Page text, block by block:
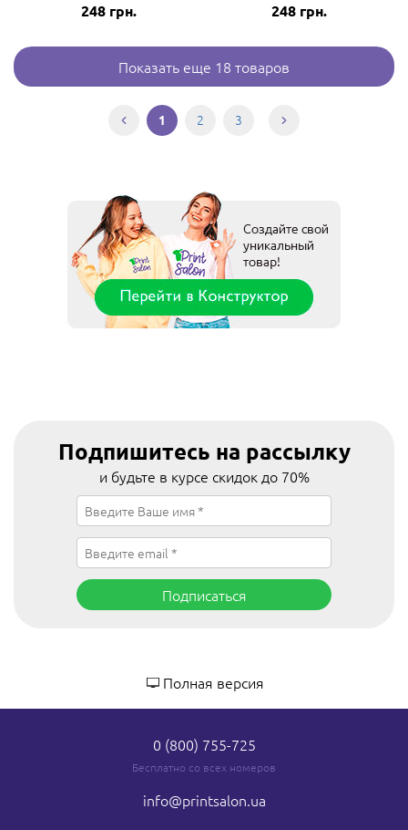
248 грн. 248 грн.
Показать еще 18 товаров
1 2 3
Подпишитесь на рассылку
и будьте в курсе скидок до 70%
Подписаться
Полная версия
0 (800) 755-725
Бесплатно со всех номеров
info@printsalon.ua